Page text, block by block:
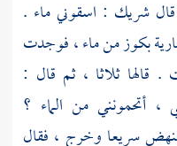
شريك : اسقوني ماء .
بكوز من ماء ، فوجدت
قالها ثلاثا ، ثم قال :
أتحمونني من الماء ؟
سريعا وخرج ، فقال